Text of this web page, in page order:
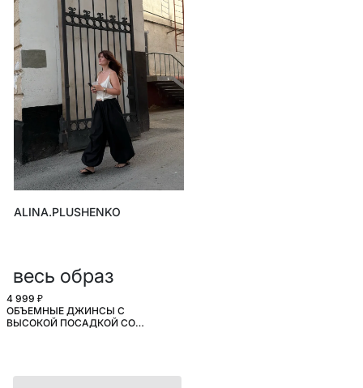
ALINA.PLUSHENKO
весь образ
4 999 ₽
ОБЪЕМНЫЕ ДЖИНСЫ С
ВЫСОКОЙ ПОСАДКОЙ СО